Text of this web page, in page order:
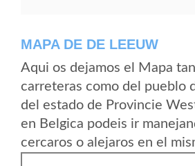
MAPA DE DE LEEUW
Aqui os dejamos el Mapa
carreteras como del pueblo
del estado de Provincie
en Belgica podeis ir
cercaros o alejaros en el